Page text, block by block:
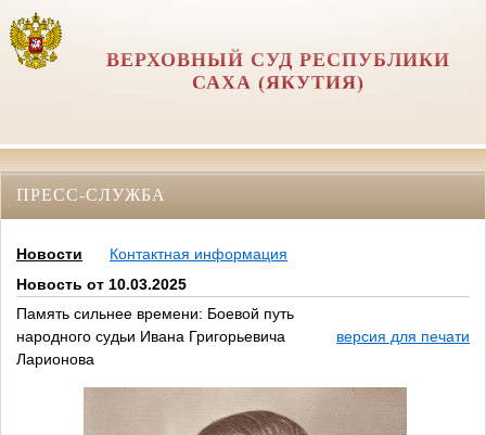
ВЕРХОВНЫЙ СУД РЕСПУБЛИКИ
САХА (ЯКУТИЯ)
ПРЕСС-СЛУЖБА
Новости
Контактная информация
Новость от 10.03.2025
Память сильнее времени: Боевой путь
народного судьи Ивана Григорьевича
Ларионова
версия для печати